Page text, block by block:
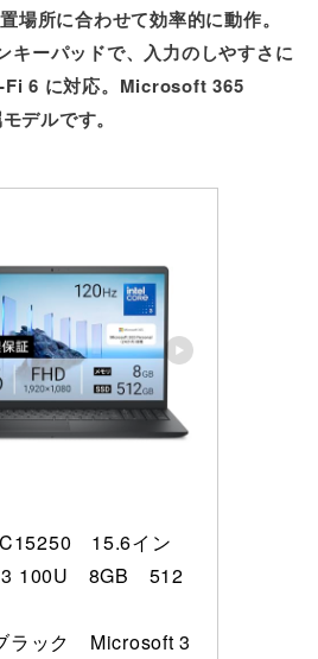
場所に合わせて効率的に動作。
キーパッドで、入力のしやすさに
Fi 6 に対応。Microsoft 365
デルです。
　15.6イン
100U　8GB　512
ラック　Microsoft 3